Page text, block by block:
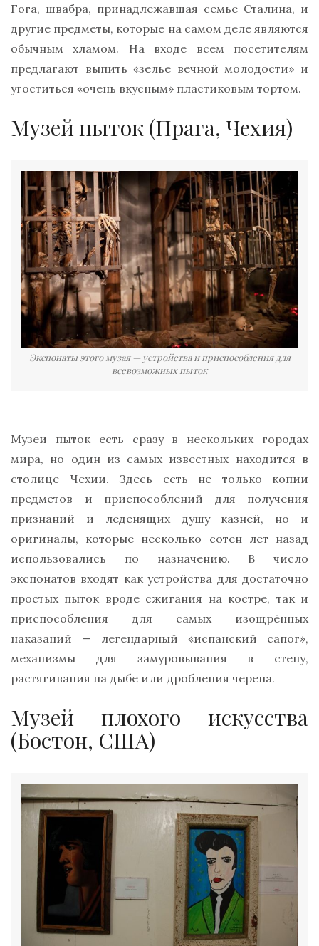
Гога, швабра, принадлежавшая семье Сталина, и
другие предметы, которые на самом деле являются
обычным хламом. На входе всем посетителям
предлагают выпить «зелье вечной молодости» и
угоститься «очень вкусным» пластиковым тортом.
Музей пыток (Прага, Чехия)
Экспонаты этого музая — устройства и приспособления для
всевозможных пыток
Музеи пыток есть сразу в нескольких городах
мира, но один из самых известных находится в
столице Чехии. Здесь есть не только копии
предметов и приспособлений для получения
признаний и леденящих душу казней, но и
оригиналы, которые несколько сотен лет назад
использовались по назначению. В число
экспонатов входят как устройства для достаточно
простых пыток вроде сжигания на костре, так и
приспособления для самых изощрённых
наказаний — легендарный «испанский сапог»,
механизмы для замуровывания в стену,
растягивания на дыбе или дробления черепа.
Музей плохого искусства
(Бостон, США)